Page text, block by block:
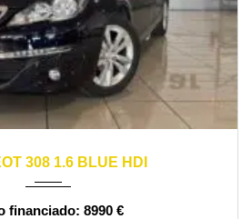
308 1.6 BLUE HDI
8990 €